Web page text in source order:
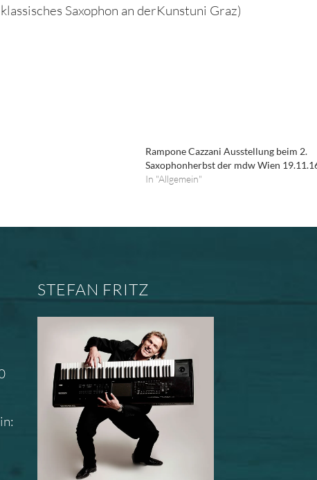
Saxophon an derKunstuni Graz)
Rampone Cazzani Ausstellung beim 2.
Saxophonherbst der mdw Wien
In "Allgemein"
STEFAN FRITZ